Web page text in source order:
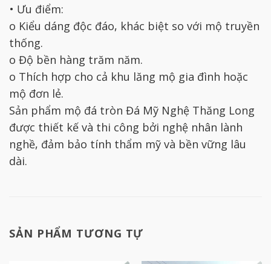
• Ưu điểm:
o Kiểu dáng độc đáo, khác biệt so với mộ truyền
thống.
o Độ bền hàng trăm năm.
o Thích hợp cho cả khu lăng mộ gia đình hoặc
mộ đơn lẻ.
Sản phẩm mộ đá tròn Đá Mỹ Nghệ Thăng Long
được thiết kế và thi công bởi nghệ nhân lành
nghề, đảm bảo tính thẩm mỹ và bền vững lâu
dài.
SẢN PHẨM TƯƠNG TỰ